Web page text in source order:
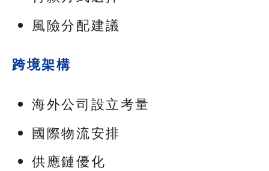
風險分配建議
跨境架構
海外公司設立考量
國際物流安排
供應鏈優化